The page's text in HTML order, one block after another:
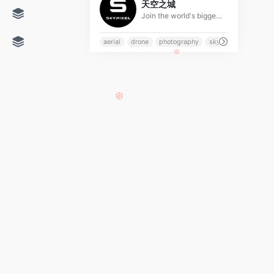
天空之城
Join the world's biggest drone and aerial photo and video sharing platform. Share your aerial photography and cinematography, find tips and connect with others
aerial drone photography skypixel